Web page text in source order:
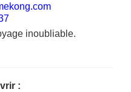
inoubliable.
: